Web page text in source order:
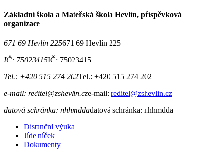
Základní škola a Mateřská škola Hevlín, příspěvková
organizace
671 69 Hevlín 225671 69 Hevlín 225
IČ: 75023415IČ: 75023415
Tel.: +420 515 274 202Tel.: +420 515 274 202
e-mail: reditel@zshevlin.cze-mail: reditel@zshevlin.cz
datová schránka: nhhmddadatová schránka: nhhmdda
Distanční výuka
Jídelníček
Dokumenty